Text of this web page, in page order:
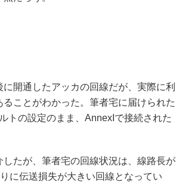
開通したアッカの回線だが、実際に利
ことがわかった。筆者宅に届けられた
トの設定のまま、AnnexIで接続された
たが、筆者宅の回線状況は、線路長が
に伝送損失が大きい回線となってい